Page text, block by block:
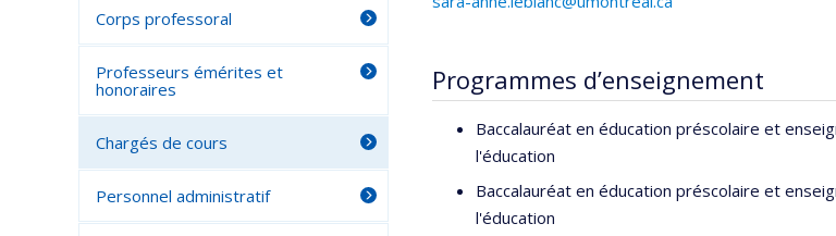
Programmes d’enseignement
Baccalauréat en éducation préscolaire et
l'éducation
Baccalauréat en éducation préscolaire et
l'éducation
Corps professoral
Professeurs émérites et
honoraires
Chargés de cours
Personnel administratif